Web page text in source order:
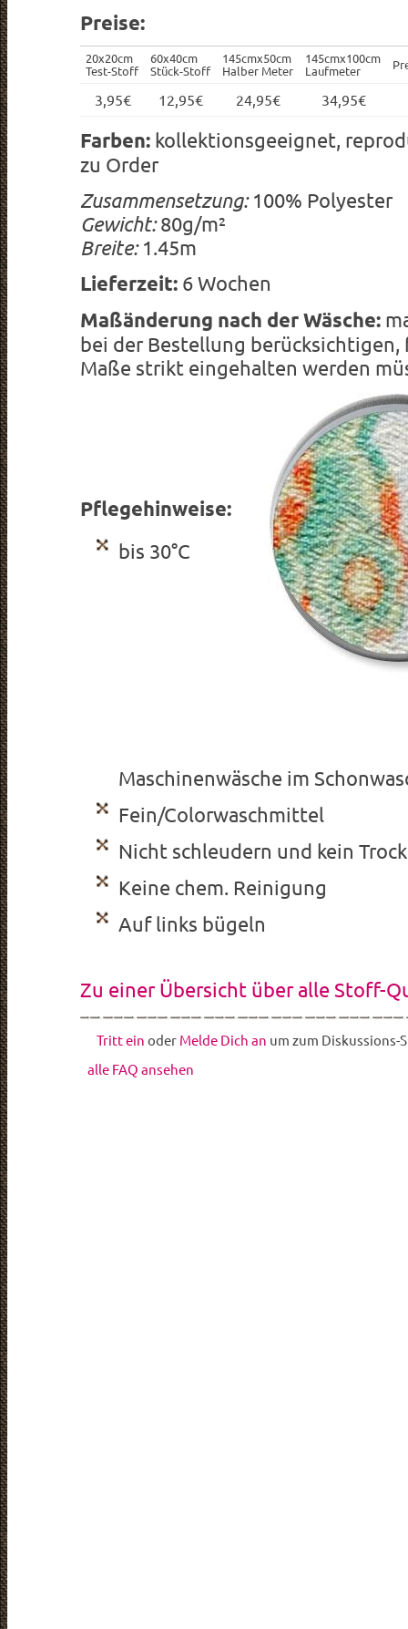
Preise:
20x20cm
Test-Stoff
60x40cm
Stück-Stoff
145cmx50cm
Halber Meter
145cmx100cm
Laufmeter
3,95€ 12,95€ 24,95€ 34,95€
Farben: kollektionsgeeignet,
zu Order
Zusammensetzung:100% Polyester
Gewicht:80g/m²
Breite:1.45m
Lieferzeit: 6 Wochen
Maßänderung nach der Wäsche:
bei der Bestellung
Maße strikt eingehalten werden
Pflegehinweise:
bis 30°C
Maschinenwäsche im
Fein/Colorwaschmittel
Nicht schleudern und kein
Keine chem. Reinigung
Auf links bügeln
Zu einer Übersicht über alle Stoff-
Tritt ein oder Melde Dich an um zum
alle FAQ ansehen